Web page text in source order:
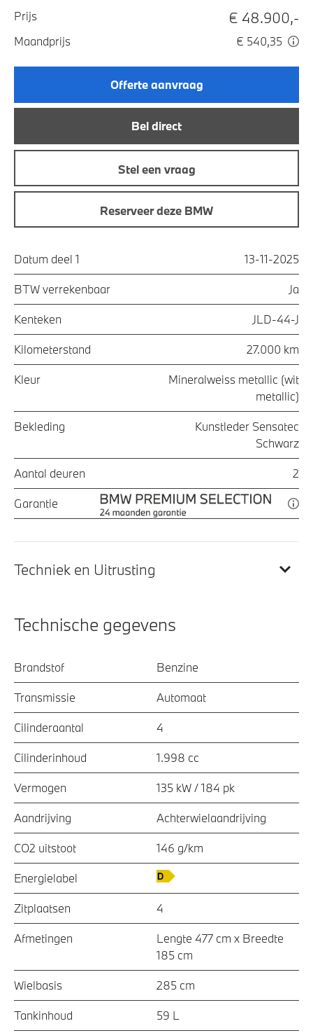
Prijs € 48.900,-
Maandprijs € 540,35
Offerte aanvraag
Bel direct
Stel een vraag
Reserveer deze BMW
Datum deel 1 13-11-2025
BTW verrekenbaar Ja
Kenteken JLD-44-J
Kilometerstand 27.000 km
Kleur
Mineralweiss metallic (wit
metallic)
Bekleding
Kunstleder Sensatec
Schwarz
Aantal deuren 2
Garantie
Techniek en Uitrusting
Technische gegevens
Brandstof Benzine
Transmissie Automaat
Cilinderaantal 4
Cilinderinhoud 1.998 cc
Vermogen 135 kW / 184 pk
Aandrijving Achterwielaandrijving
CO2 uitstoot 146 g/km
Energielabel
Zitplaatsen 4
Afmetingen
Lengte 477 cm x Breedte
185 cm
Wielbasis 285 cm
Tankinhoud 59 L